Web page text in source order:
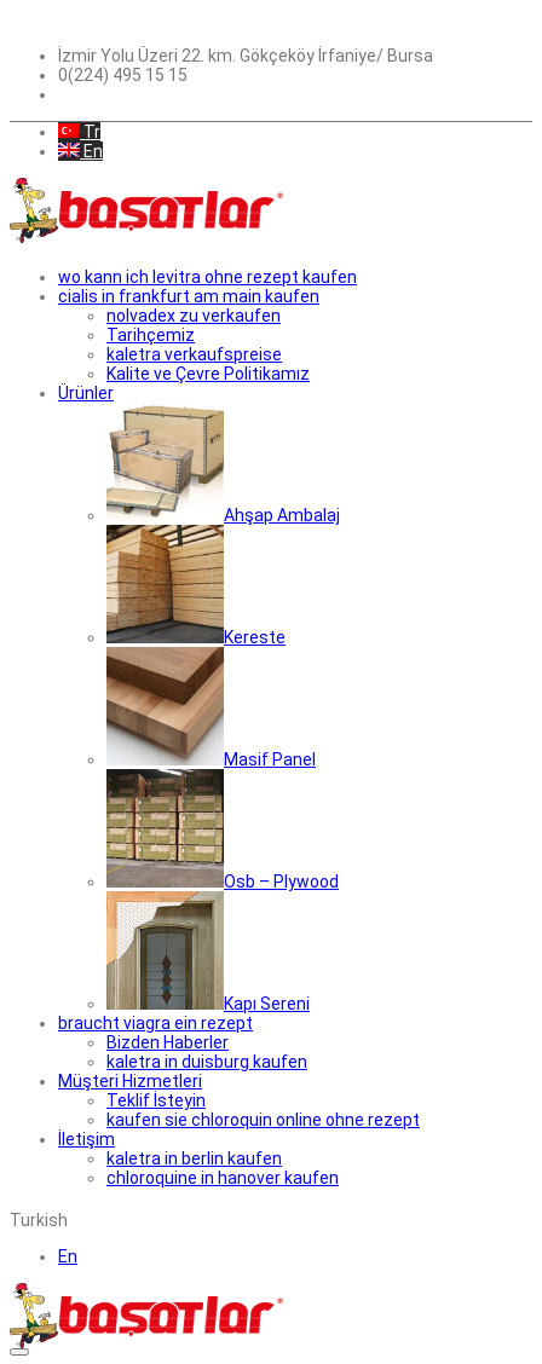
İzmir Yolu Üzeri 22. km. Gökçeköy İrfaniye/ Bursa
0(224) 495 15 15
Tr
En
wo kann ich levitra ohne rezept kaufen
cialis in frankfurt am main kaufen
nolvadex zu verkaufen
Tarihçemiz
kaletra verkaufspreise
Kalite ve Çevre Politikamız
Ürünler
Ahşap Ambalaj
Kereste
Masif Panel
Osb – Plywood
Kapı Sereni
braucht viagra ein rezept
Bizden Haberler
kaletra in duisburg kaufen
Müşteri Hizmetleri
Teklif İsteyin
kaufen sie chloroquin online ohne rezept
İletişim
kaletra in berlin kaufen
chloroquine in hanover kaufen
Turkish
En